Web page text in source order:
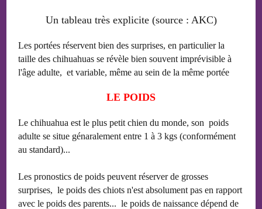
Un tableau très explicite (source : AKC)
Les portées réservent bien des surprises, en particulier la
taille des chihuahuas se révèle bien souvent imprévisible à
l'âge adulte, et variable, même au sein de la même portée
LE POIDS
Le chihuahua est le plus petit chien du monde, son poids
adulte se situe génaralement entre 1 à 3 kgs (conformément
au standard)...
Les pronostics de poids peuvent réserver de grosses
surprises, le poids des chiots n'est absolument pas en rapport
avec le poids des parents... le poids de naissance dépend de